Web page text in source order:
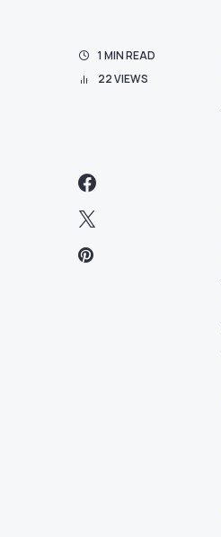
1 MIN READ
22 VIEWS